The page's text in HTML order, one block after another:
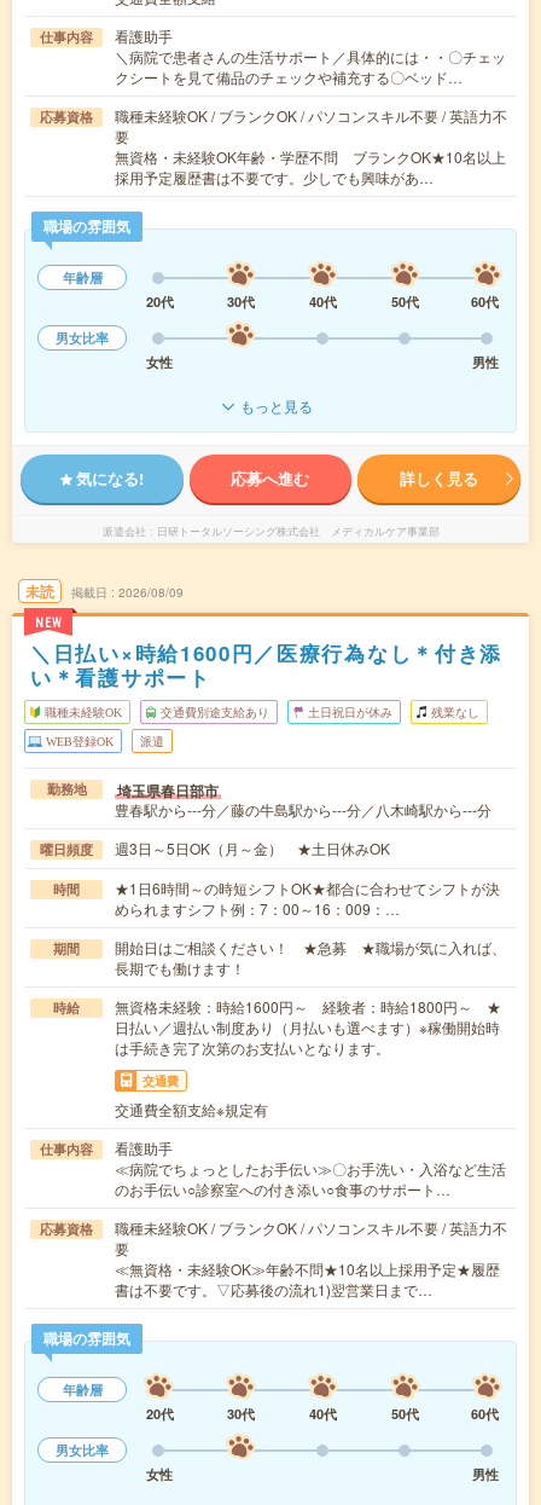
仕事内容
看護助手
＼病院で患者さんの生活サポート／具体的には・・〇チェッ
クシートを見て備品のチェックや補充する〇ベッド…
応募資格
職種未経験OK / ブランクOK / パソコンスキル不要 / 英語力不
要
無資格・未経験OK年齢・学歴不問 ブランクOK★10名以上
採用予定履歴書は不要です。少しでも興味があ…
職場の雰囲気
年齢層
20代
30代 40代 50代
60代
男女比率
女性
男性
もっと見る
気になる! 応募へ進む 詳しく見る
派遣会社 日研トータルソーシング株式会社 メディカルケア事業部
未読
NEW
掲載日 2026/08/09
＼日払い×時給1600円／医療行為なし＊付き添
い＊看護サポート
職種未経験OK 交通費別途支給あり 土日祝日が休み 残業なし
WEB登録OK 派遣
勤務地 埼玉県春日部市
豊春駅から---分／藤の牛島駅から---分／八木崎駅から---分
曜日頻度 週3日～5日OK（月～金） ★土日休みOK
時間
★1日6時間～の時短シフトOK★都合に合わせてシフトが決
められますシフト例：7：00～16：009：…
期間
開始日はご相談ください！ ★急募 ★職場が気に入れば、
長期でも働けます！
時給
無資格未経験：時給1600円～ 経験者：時給1800円～ ★
日払い／週払い制度あり（月払いも選べます）※稼働開始時
は手続き完了次第のお支払いとなります。
交通費
交通費全額支給※規定有
仕事内容
看護助手
≪病院でちょっとしたお手伝い≫〇お手洗い・入浴など生活
のお手伝い○診察室への付き添い○食事のサポート…
応募資格
職種未経験OK / ブランクOK / パソコンスキル不要 / 英語力不
要
≪無資格・未経験OK≫年齢不問★10名以上採用予定★履歴
書は不要です。▽応募後の流れ1)翌営業日まで…
職場の雰囲気
年齢層
20代
30代 40代 50代
60代
男女比率
女性
男性